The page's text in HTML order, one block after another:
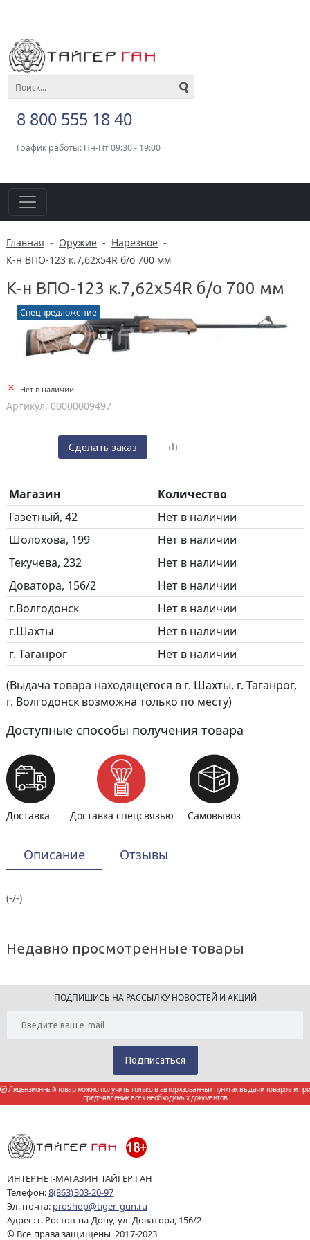
8 800 555 18 40
График работы: Пн-Пт 09:30 - 19:00
Главная - Оружие - Нарезное -
К-н ВПО-123 к.7,62х54R б/о 700 мм
К-н ВПО-123 к.7,62х54R б/о 700 мм
Спецпредложение
Нет в наличии
Артикул: 00000009497
Сделать заказ
Магазин
Количество
Газетный, 42
Нет в наличии
Шолохова, 199
Нет в наличии
Текучева, 232
Нет в наличии
Доватора, 156/2
Нет в наличии
г.Волгодонск
Нет в наличии
г.Шахты
Нет в наличии
г. Таганрог
Нет в наличии
(Выдача товара находящегося в г. Шахты, г. Таганрог,
г. Волгодонск возможна только по месту)
Доступные способы получения товара
Доставка Доставка спецсвязью Самовывоз
Описание Отзывы
(-/-)
Недавно просмотренные товары
ПОДПИШИСЬ НА РАССЫЛКУ НОВОСТЕЙ И АКЦИЙ
Лицензионный товар можно получить только в авторизованных пунктах выдачи товаров и при
предъявлении всех необходимых документов
ИНТЕРНЕТ-МАГАЗИН ТАЙГЕР ГАН
Телефон:8(863)303-20-97
Эл. почта: proshop@tiger-gun.ru
Адрес: г. Ростов-на-Дону, ул. Доватора, 156/2
© Все права защищены 2017-2023